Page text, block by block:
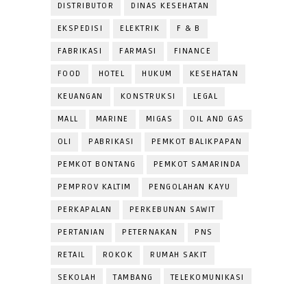
DISTRIBUTOR DINAS KESEHATAN
EKSPEDISI ELEKTRIK F & B
FABRIKASI FARMASI FINANCE
FOOD HOTEL HUKUM KESEHATAN
KEUANGAN KONSTRUKSI LEGAL
MALL MARINE MIGAS OIL AND GAS
OLI PABRIKASI PEMKOT BALIKPAPAN
PEMKOT BONTANG PEMKOT SAMARINDA
PEMPROV KALTIM PENGOLAHAN KAYU
PERKAPALAN PERKEBUNAN SAWIT
PERTANIAN PETERNAKAN PNS
RETAIL ROKOK RUMAH SAKIT
SEKOLAH TAMBANG TELEKOMUNIKASI